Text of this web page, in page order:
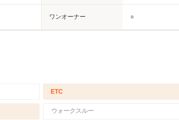
ワンオーナー ○
ETC
ウォークスルー